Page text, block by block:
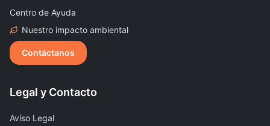
Centro de Ayuda
Nuestro impacto ambiental
Contáctanos
Legal y Contacto
Aviso Legal